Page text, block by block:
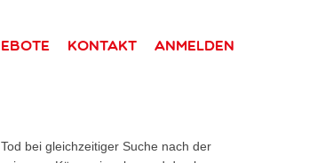
Kontakt Anmelden
bei gleichzeitiger Suche nach der